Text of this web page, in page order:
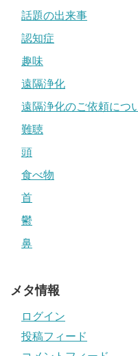
話題の出来事
認知症
趣味
遠隔浄化
遠隔浄化のご依頼につ
難聴
頭
食べ物
首
鬱
鼻
メタ情報
ログイン
投稿フィード